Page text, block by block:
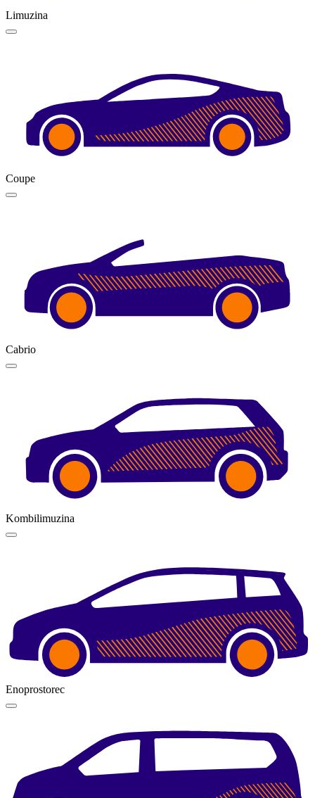
Limuzina
Coupe
Cabrio
Kombilimuzina
Enoprostorec